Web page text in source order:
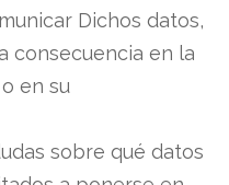
Dichos datos,
consecuencia en la
en su
sobre qué datos